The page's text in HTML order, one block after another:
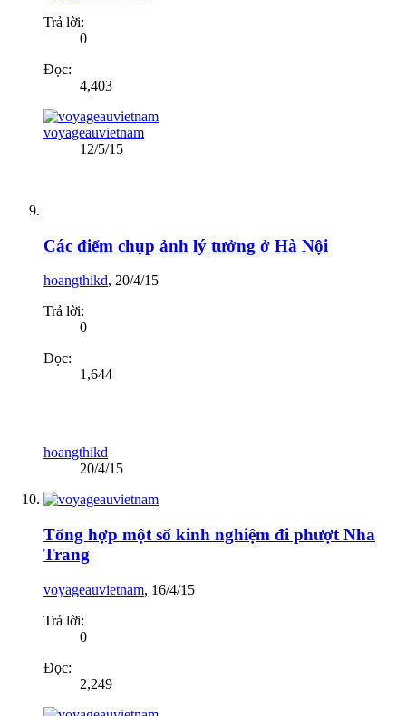
Trả lời:
0
Đọc:
4,403
voyageauvietnam
12/5/15
Các điểm chụp ảnh lý tưởng ở Hà Nội
hoangthikd, 20/4/15
Trả lời:
0
Đọc:
1,644
hoangthikd
20/4/15
Tổng hợp một số kinh nghiệm đi phượt Nha
Trang
voyageauvietnam, 16/4/15
Trả lời:
0
Đọc:
2,249